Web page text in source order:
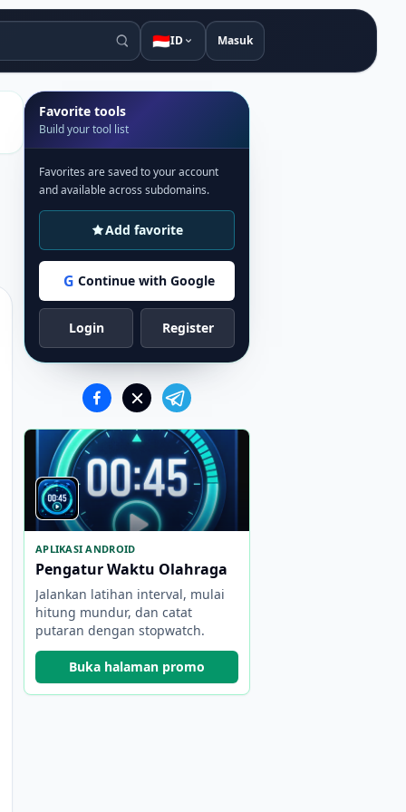
🇮🇩ID Masuk
Favorite tools
Build your tool list
Favorites are saved to your account
and available across subdomains.
Add favorite
G Continue with Google
Login Register
APLIKASI ANDROID
Pengatur Waktu Olahraga
Jalankan latihan interval, mulai
hitung mundur, dan catat
putaran dengan stopwatch.
Buka halaman promo